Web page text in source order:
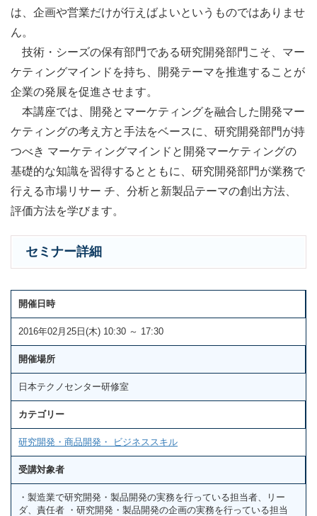
は、企画や営業だけが行えばよいというものではありませ
ん。
技術・シーズの保有部門である研究開発部門こそ、マー
ケティングマインドを持ち、開発テーマを推進することが
企業の発展を促進させます。
本講座では、開発とマーケティングを融合した開発マー
ケティングの考え方と手法をベースに、研究開発部門が持
つべき マーケティングマインドと開発マーケティングの
基礎的な知識を習得するとともに、研究開発部門が業務で
行える市場リサー チ、分析と新製品テーマの創出方法、
評価方法を学びます。
セミナー詳細
開催日時
2016年02月25日(木) 10:30 ～ 17:30
開催場所
日本テクノセンター研修室
カテゴリー
研究開発・商品開発・ ビジネススキル
受講対象者
・製造業で研究開発・製品開発の実務を行っている担当者、リー
ダ、責任者 ・研究開発・製品開発の企画の実務を行っている担当